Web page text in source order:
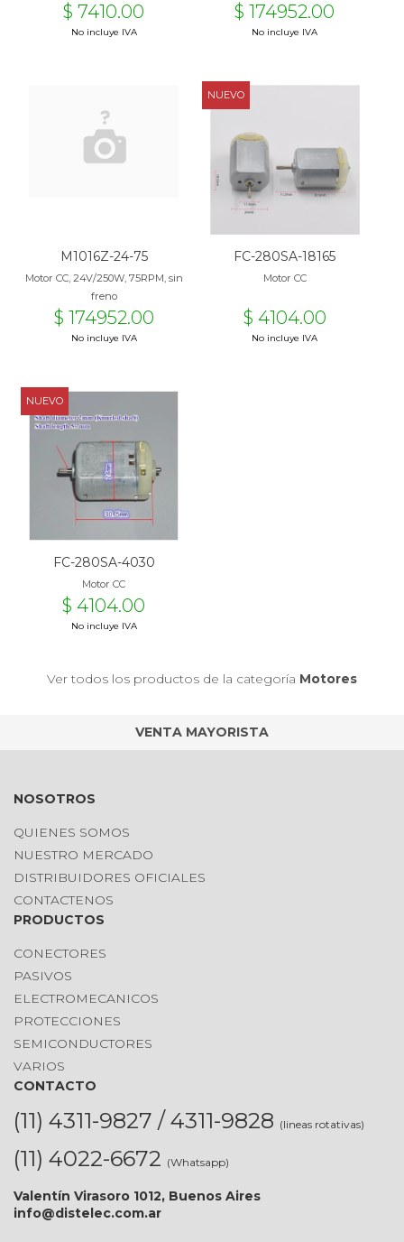
$ 7410.00
No incluye IVA
$ 174952.00
No incluye IVA
M1016Z-24-75
Motor CC, 24V/250W, 75RPM, sin
freno
$ 174952.00
No incluye IVA
NUEVO
FC-280SA-18165
Motor CC
$ 4104.00
No incluye IVA
NUEVO
FC-280SA-4030
Motor CC
$ 4104.00
No incluye IVA
Ver todos los productos de la categoría Motores
VENTA MAYORISTA
NOSOTROS
QUIENES SOMOS
NUESTRO MERCADO
DISTRIBUIDORES OFICIALES
CONTACTENOS
PRODUCTOS
CONECTORES
PASIVOS
ELECTROMECANICOS
PROTECCIONES
SEMICONDUCTORES
VARIOS
CONTACTO
(11) 4311-9827 / 4311-9828 (lineas rotativas)
(11) 4022-6672 (Whatsapp)
Valentín Virasoro 1012, Buenos Aires
info@distelec.com.ar